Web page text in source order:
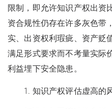
限制，即允许知识产权出资
资合规性仍存在许多灰色带
实、出资权利瑕疵、资产贬
满足形式要求而不考量实际
利益埋下安全隐患。
1. 知识产权评估虚高的